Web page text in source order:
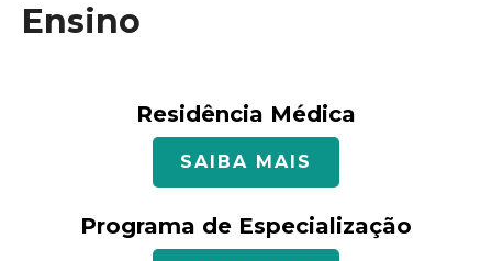
Ensino
Residência Médica
SAIBA MAIS
Programa de Especialização